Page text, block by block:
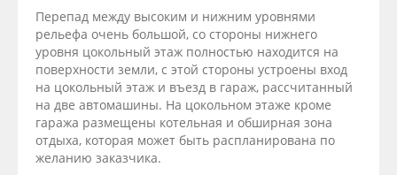
Перепад между высоким и нижним уровнями
рельефа очень большой, со стороны нижнего
уровня цокольный этаж полностью находится на
поверхности земли, с этой стороны устроены вход
на цокольный этаж и въезд в гараж, рассчитанный
на две автомашины. На цокольном этаже кроме
гаража размещены котельная и обширная зона
отдыха, которая может быть распланирована по
желанию заказчика.